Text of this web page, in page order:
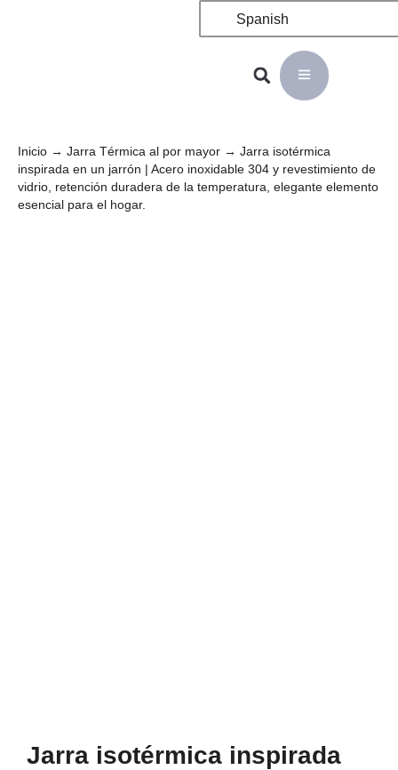
Spanish
Inicio → Jarra Térmica al por mayor → Jarra isotérmica
inspirada en un jarrón | Acero inoxidable 304 y revestimiento de
vidrio, retención duradera de la temperatura, elegante elemento
esencial para el hogar.
Jarra isotérmica inspirada